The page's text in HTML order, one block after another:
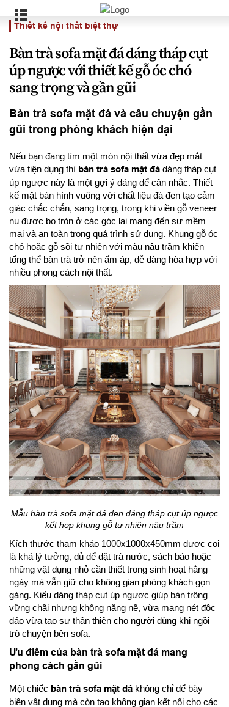
Thiết kế nội thất biệt thự
Bàn trà sofa mặt đá dáng tháp cụt
úp ngược với thiết kế gỗ óc chó
sang trọng và gần gũi
Bàn trà sofa mặt đá và câu chuyện gần
gũi trong phòng khách hiện đại
Nếu bạn đang tìm một món nội thất vừa đẹp mắt
vừa tiện dụng thì bàn trà sofa mặt đá dáng tháp cụt
úp ngược này là một gợi ý đáng để cân nhắc. Thiết
kế mặt bàn hình vuông với chất liệu đá đen tạo cảm
giác chắc chắn, sang trọng, trong khi viền gỗ veneer
nu được bo tròn ở các góc lại mang đến sự mềm
mại và an toàn trong quá trình sử dụng. Khung gỗ óc
chó hoặc gỗ sồi tự nhiên với màu nâu trầm khiến
tổng thể bàn trà trở nên ấm áp, dễ dàng hòa hợp với
nhiều phong cách nội thất.
Mẫu bàn trà sofa mặt đá đen dáng tháp cụt úp ngược
kết hợp khung gỗ tự nhiên nâu trầm
Kích thước tham khảo 1000x1000x450mm được coi
là khá lý tưởng, đủ để đặt trà nước, sách báo hoặc
những vật dụng nhỏ cần thiết trong sinh hoạt hằng
ngày mà vẫn giữ cho không gian phòng khách gọn
gàng. Kiểu dáng tháp cụt úp ngược giúp bàn trông
vững chãi nhưng không nặng nề, vừa mang nét độc
đáo vừa tạo sự thân thiện cho người dùng khi ngồi
trò chuyện bên sofa.
Ưu điểm của bàn trà sofa mặt đá mang
phong cách gần gũi
Một chiếc bàn trà sofa mặt đá không chỉ để bày
biện vật dụng mà còn tạo không gian kết nối cho các